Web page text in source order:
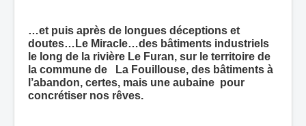
…et puis après de longues déceptions et
doutes…Le Miracle…des bâtiments industriels
le long de la rivière Le Furan, sur le territoire de
la commune de
La Fouillouse, des bâtiments à
l’abandon, certes, mais une aubaine pour
concrétiser nos rêves.